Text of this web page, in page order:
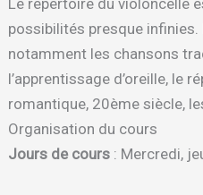
Le répertoire du violoncelle
possibilités presque infinies.
notamment les chansons
l’apprentissage d’oreille, le
romantique, 20ème siècle,
Organisation du cours
Jours de cours : Mercredi,